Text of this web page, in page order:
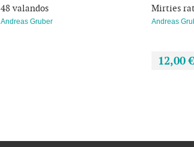
48 valandos
Andreas Gruber
Mirties
Andreas
12,00 €